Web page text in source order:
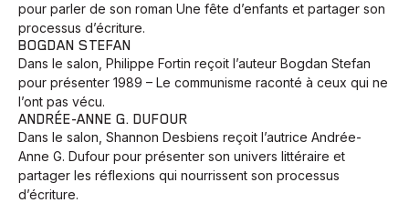
pour parler de son roman Une fête d’enfants et partager son
processus d’écriture.
BOGDAN STEFAN
Dans le salon, Philippe Fortin reçoit l’auteur Bogdan Stefan
pour présenter 1989 – Le communisme raconté à ceux qui ne
l’ont pas vécu.
ANDRÉE-ANNE G. DUFOUR
Dans le salon, Shannon Desbiens reçoit l’autrice Andrée-
Anne G. Dufour pour présenter son univers littéraire et
partager les réflexions qui nourrissent son processus
d’écriture.